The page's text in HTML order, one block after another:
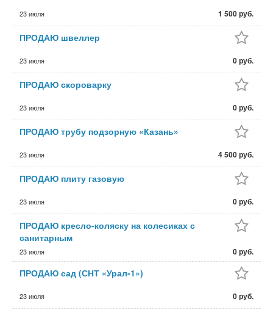
23 июля 1 500 руб.
ПРОДАЮ швеллер
23 июля 0 руб.
ПРОДАЮ скороварку
23 июля 0 руб.
ПРОДАЮ трубу подзорную «Казань»
23 июля 4 500 руб.
ПРОДАЮ плиту газовую
23 июля 0 руб.
ПРОДАЮ кресло-коляску на колесиках с
санитарным
23 июля 0 руб.
ПРОДАЮ сад (СНТ «Урал-1»)
23 июля 0 руб.